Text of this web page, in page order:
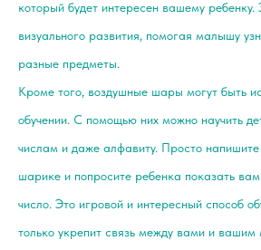
который будет интересен вашему ребенку.
визуального развития, помогая малышу
разные предметы.
Кроме того, воздушные шары могут быть
обучении. С помощью них можно научить
числам и даже алфавиту. Просто
шарике и попросите ребенка показать
число. Это игровой и интересный способ
только укрепит связь между вами и